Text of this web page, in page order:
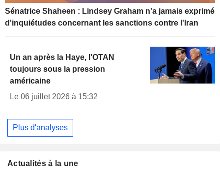
Sénatrice Shaheen : Lindsey Graham n'a jamais exprimé
d'inquiétudes concernant les sanctions contre l'Iran
Un an après la Haye, l'OTAN
toujours sous la pression
américaine
Le 06 juillet 2026 à 15:32
Plus d'analyses
Actualités à la une